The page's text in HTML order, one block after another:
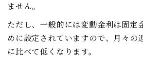
ません。
ただし、一般的には変動金利は固定
めに設定されていますので、月々の
に比べて低くなります。